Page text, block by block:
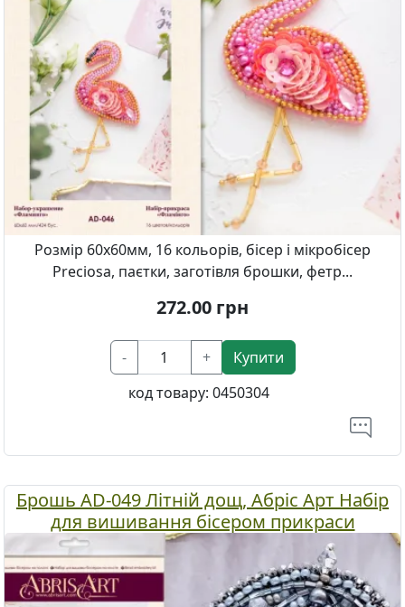
Розмір 60х60мм, 16 кольорів, бісер і мікробісер
Preciosa, паєтки, заготівля брошки, фетр...
272.00 грн
- +
Купити
код товару: 0450304
Брошь AD-049 Літній дощ, Абріс Арт Набір
для вишивання бісером прикраси